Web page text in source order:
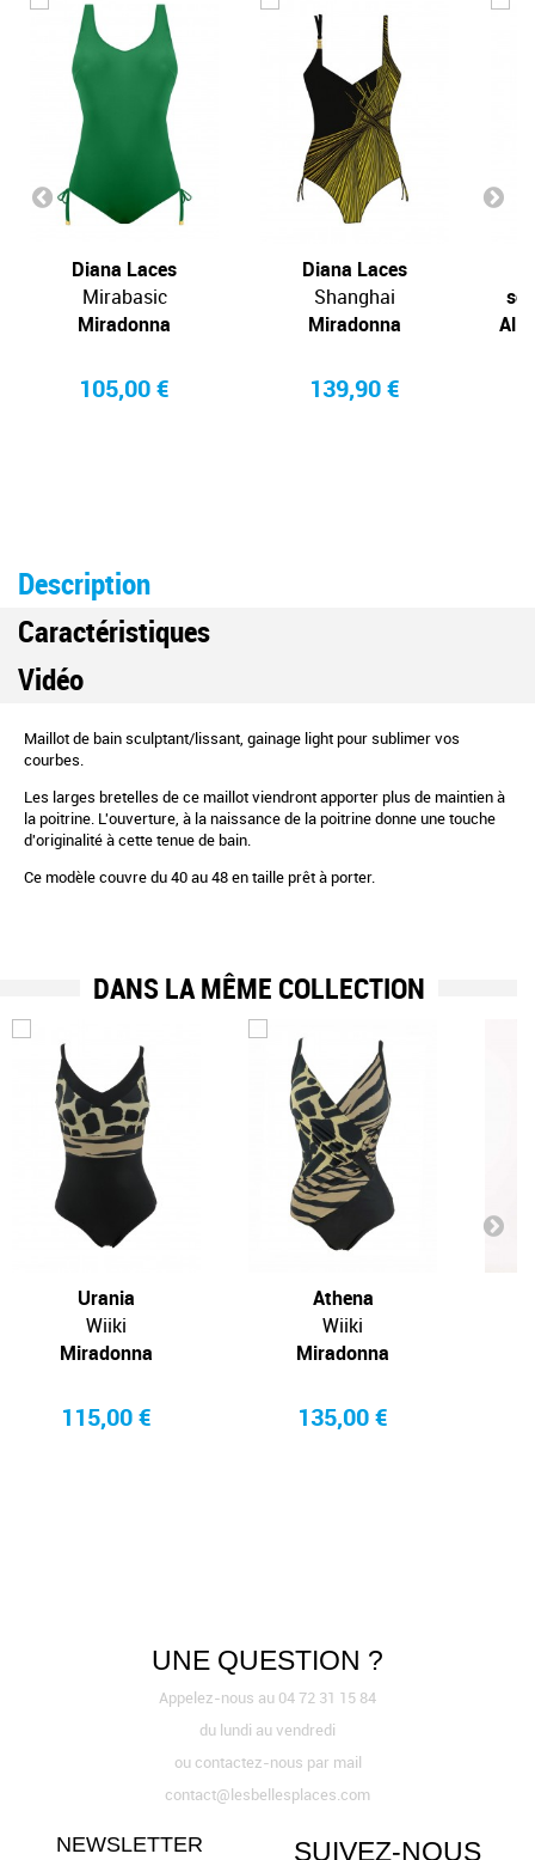
Diana Laces
Mirabasic
Miradonna
105,00 €
Diana Laces
Shanghai
Miradonna
139,90 €
Description
Caractéristiques
Vidéo
Maillot de bain sculptant/lissant, gainage light pour sublimer vos
courbes.
Les larges bretelles de ce maillot viendront apporter plus de maintien à
la poitrine. L'ouverture, à la naissance de la poitrine donne une touche
d'originalité à cette tenue de bain.
Ce modèle couvre du 40 au 48 en taille prêt à porter.
DANS LA MÊME COLLECTION
Urania
Wiiki
Miradonna
115,00 €
Athena
Wiiki
Miradonna
135,00 €
UNE QUESTION ?
Appelez-nous au 04 72 31 15 84
du lundi au vendredi
ou contactez-nous par mail
contact@lesbellesplaces.com
SUIVEZ-NOUS
NEWSLETTER